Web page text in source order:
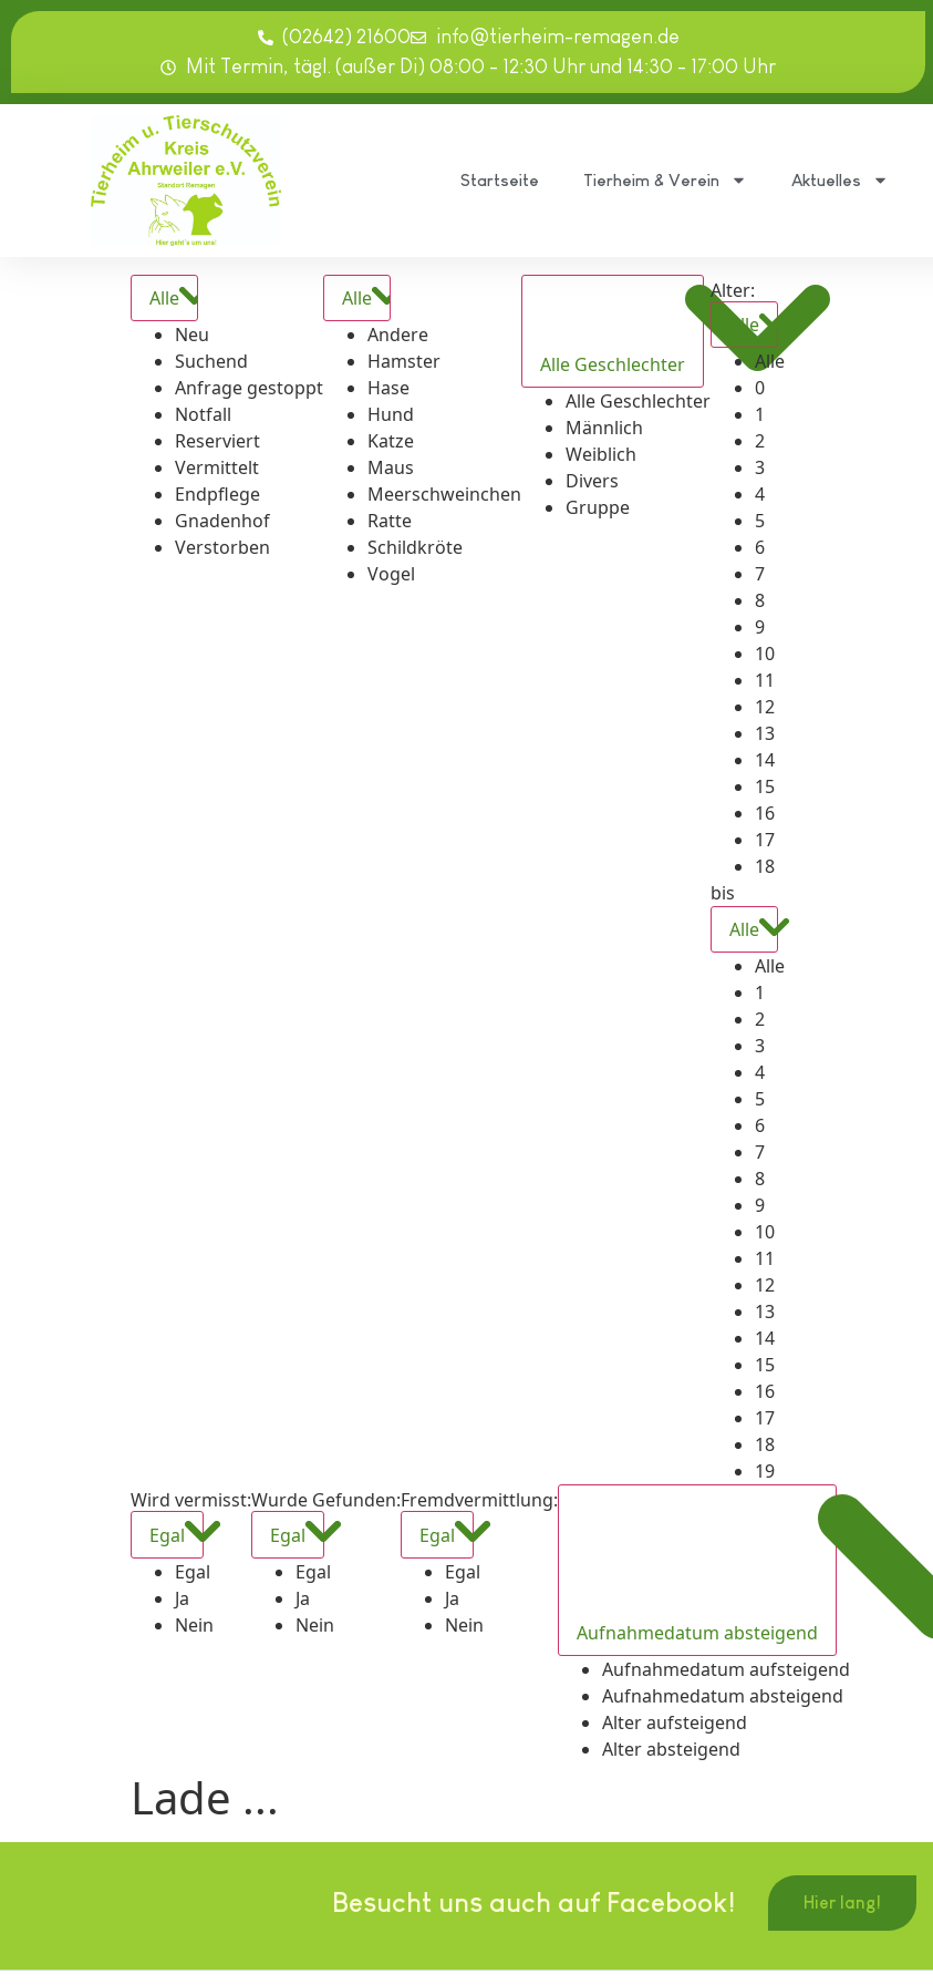
springen
(02642) 21600
info@tierheim-remagen.de
Mit Termin, tägl. (außer Di) 08:00 - 12:30 Uhr und 14:30 - 17:00 Uhr
Startseite Tierheim & Verein Aktuelles
Alle
Neu
Suchend
Anfrage gestoppt
Notfall
Reserviert
Vermittelt
Endpflege
Gnadenhof
Verstorben
Alle
Andere
Hamster
Hase
Hund
Katze
Maus
Meerschweinchen
Ratte
Schildkröte
Vogel
Alle Geschlechter
Alle Geschlechter
Männlich
Weiblich
Divers
Gruppe
Alter:
Alle
Alle
0
1
2
3
4
5
6
7
8
9
10
11
12
13
14
15
16
17
18
bis
Alle
Alle
1
2
3
4
5
6
7
8
9
10
11
12
13
14
15
16
17
18
19
Wird vermisst:
Egal
Egal
Ja
Nein
Wurde Gefunden:
Egal
Egal
Ja
Nein
Fremdvermittlung:
Egal
Egal
Ja
Nein
Aufnahmedatum absteigend
Aufnahmedatum aufsteigend
Aufnahmedatum absteigend
Alter aufsteigend
Alter absteigend
Lade ...
Besucht uns auch auf Facebook! Hier lang!